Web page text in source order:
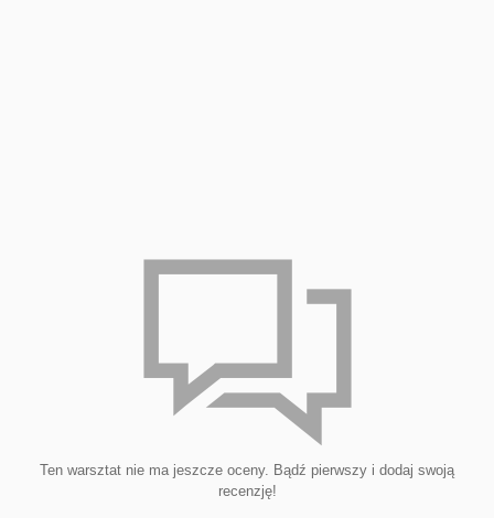
Ten warsztat nie ma jeszcze oceny. Bądź pierwszy i dodaj swoją
recenzję!